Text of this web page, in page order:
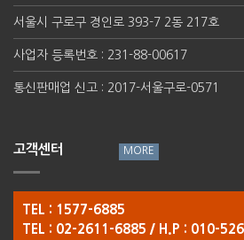
서울시 구로구 경인로 393-7 2동 217호
사업자 등록번호 : 231-88-00617
통신판매업 신고 : 2017-서울구로-0571
고객센터
TEL : 1577-6885
TEL : 02-2611-6885 / H.P : 010-